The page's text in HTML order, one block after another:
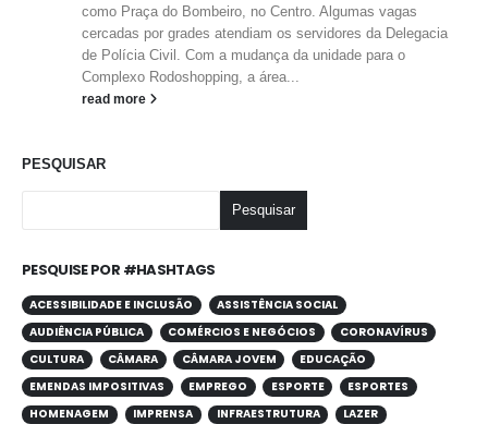
como Praça do Bombeiro, no Centro. Algumas vagas
cercadas por grades atendiam os servidores da Delegacia
de Polícia Civil. Com a mudança da unidade para o
Complexo Rodoshopping, a área...
read more
PESQUISAR
Pesquisar
PESQUISE POR #HASHTAGS
ACESSIBILIDADE E INCLUSÃO
ASSISTÊNCIA SOCIAL
AUDIÊNCIA PÚBLICA
COMÉRCIOS E NEGÓCIOS
CORONAVÍRUS
CULTURA
CÂMARA CÂMARA JOVEM
EDUCAÇÃO
EMENDAS IMPOSITIVAS
EMPREGO ESPORTE
ESPORTES
HOMENAGEM
IMPRENSA INFRAESTRUTURA
LAZER